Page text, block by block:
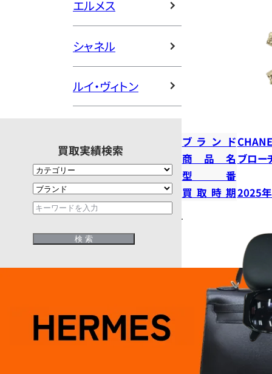
エルメス
シャネル
ルイ・ヴィトン
買取実績検索
ブランド
商品名 ブロー
型番
買取時期2025